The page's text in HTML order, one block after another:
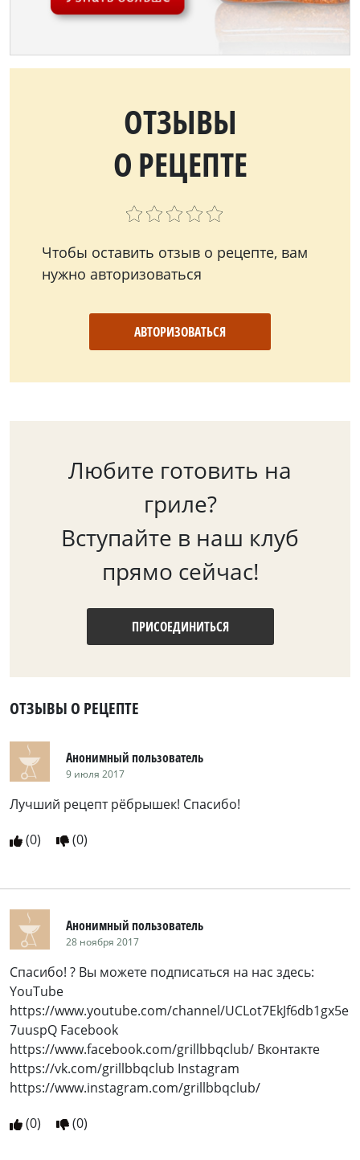
ОТЗЫВЫ
О РЕЦЕПТЕ
Чтобы оставить отзыв о рецепте, вам
нужно авторизоваться
АВТОРИЗОВАТЬСЯ
Любите готовить на
гриле?
Вступайте в наш клуб
прямо сейчас!
ПРИСОЕДИНИТЬСЯ
ОТЗЫВЫ О РЕЦЕПТЕ
Анонимный пользователь
9 июля 2017
Лучший рецепт рёбрышек! Спасибо!
(0) (0)
Анонимный пользователь
28 ноября 2017
Спасибо! ? Вы можете подписаться на нас здесь:
YouTube
https://www.youtube.com/channel/UCLot7EkJf6db1gx5e
7uuspQ Facebook
https://www.facebook.com/grillbbqclub/ Вконтакте
https://vk.com/grillbbqclub Instagram
https://www.instagram.com/grillbbqclub/
(0) (0)